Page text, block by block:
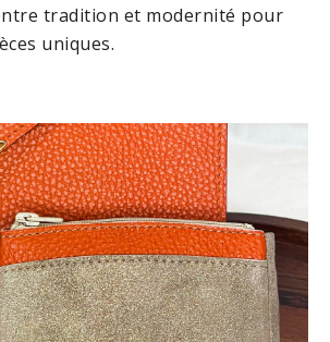
tradition et modernité pour
uniques.